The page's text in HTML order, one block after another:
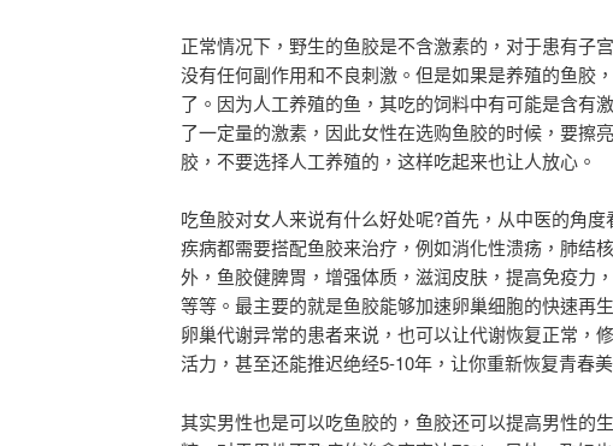
正常情况下，野生的鱼胶是不含激素的，对于患有子
没有任何副作用和不良刺激。但是如果是养殖的鱼胶
了。因为人工养殖的鱼，其吃的饲料中有可能是含有
了一定量的激素，因此女性在选购鱼胶的时候，要擦
胶，不要选择人工养殖的，这样吃起来也让人放心。
吃鱼胶对女人来说有什么好处呢?首先，从中医的角
疾病都需要搭配鱼胶来治疗，例如消化性溃疡，肺结
外，鱼胶健脾胃，增强体质，滋润皮肤，提高免疫力
等等。最主要的就是鱼胶能够加速卵巢细胞的快速再
卵巢代谢异常的患者来说，也可以让代谢恢复正常，
活力，甚至还能推迟绝经5-10年，让你重新恢复青春美
其实男性也是可以吃鱼胶的，鱼胶还可以提高男性的